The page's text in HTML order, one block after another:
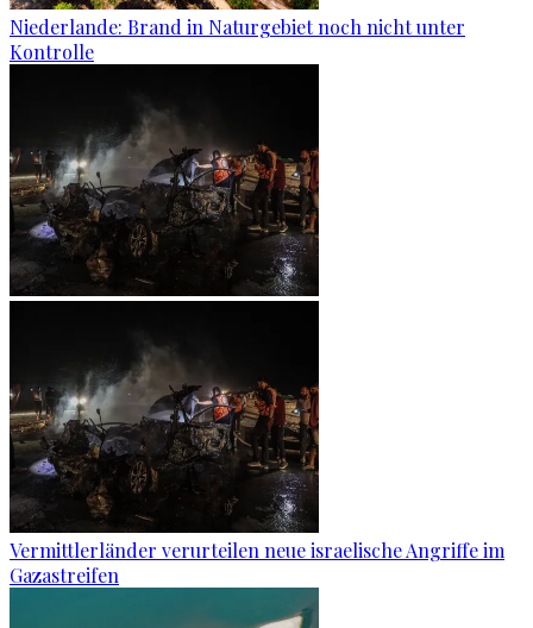
Niederlande: Brand in Naturgebiet noch nicht unter
Kontrolle
Vermittlerländer verurteilen neue israelische Angriffe im
Gazastreifen